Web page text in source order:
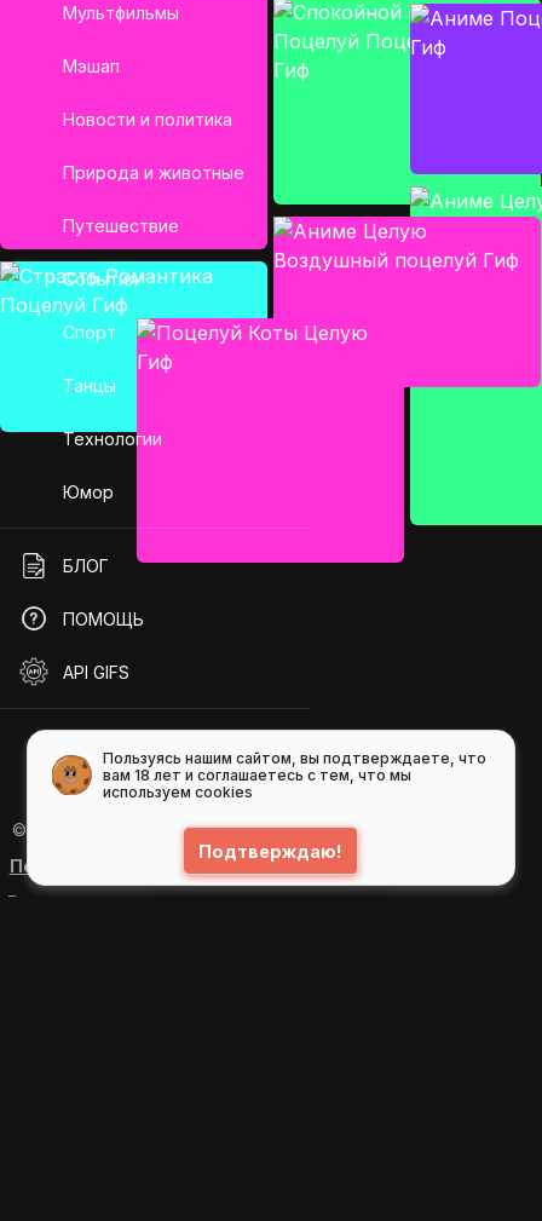
Мультфильмы
Мэшап
Новости и политика
Природа и животные
Путешествие
События
Спорт
Танцы
Технологии
Юмор
БЛОГ
ПОМОЩЬ
API GIFS
© 2026
GIFS ( gifs.ru , гифки.рф )
Пользовательское соглашение
Рекомендательные технологии
Пользуясь нашим сайтом, вы подтверждаете, что
вам 18 лет и соглашаетесь с тем, что мы
используем cookies
Подтверждаю!